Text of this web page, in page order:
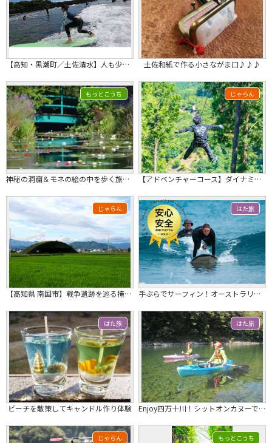
【高知・黒潮町／土佐清水】人も少ない綺麗な海で半日！初心者対象！サーフィンスクール体験！ 土佐和紙で作る小さながま口♪♪♪
神秘の洞窟＆モネの絵の中を歩く旅★2027/3/31出発まで★
もっとこうち
【アドベンチャーコース】ダイナミックでスリリングな本格樹上体験と森林浴しながら絶...
じゃらん
【高知県 南国市】戦争遺跡を巡る掩体（えんたい）ガイドコース
じゃらん
手ぶらでサーフィン！オーストラリア人Bruceのサーフィンスクール
はた旅
ビーチを散策してキャンドル作り体験
はた旅
Enjoy四万十川！シットオンカヌーで川下り【半日コース】
はた旅
じゃらん もっとこうち